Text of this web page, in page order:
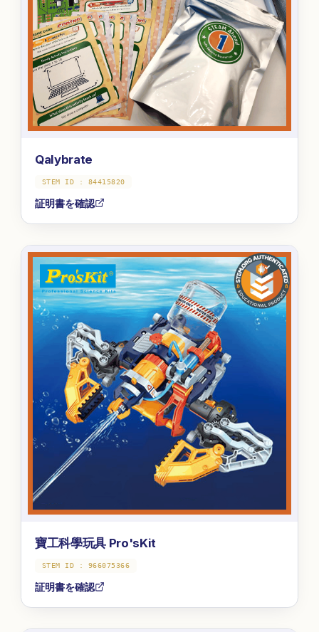
Qalybrate
STEM ID : 84415820
証明書を確認
寶工科學玩具 Pro'sKit
STEM ID : 966075366
証明書を確認